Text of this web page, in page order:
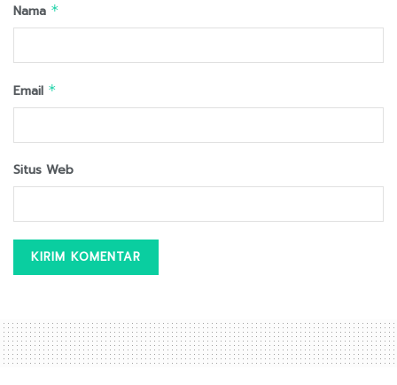
Nama *
Email *
Situs Web